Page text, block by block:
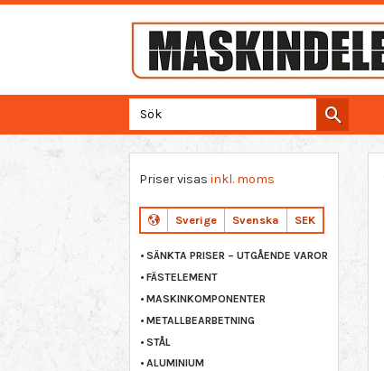
Priser visas inkl. moms
Sverige Svenska SEK
SÄNKTA PRISER – UTGÅENDE VAROR
FÄSTELEMENT
MASKINKOMPONENTER
METALLBEARBETNING
STÅL
ALUMINIUM